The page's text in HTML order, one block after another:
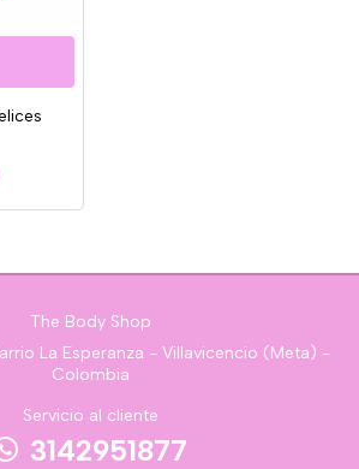
The Body Shop
La Esperanza - Villavicencio (Meta) -
Colombia
Servicio al cliente
3142951877